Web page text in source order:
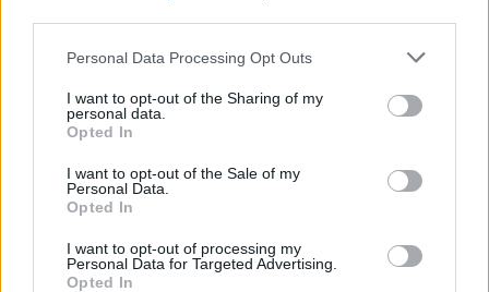
Personal Data Processing Opt Outs
I want to opt-out of the Sharing of my
personal data.
Opted In
I want to opt-out of the Sale of my
Personal Data.
Opted In
I want to opt-out of processing my
Personal Data for Targeted Advertising.
Opted In
Vybrané články